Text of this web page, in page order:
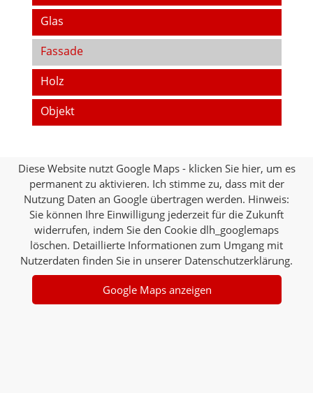
Glas
Fassade
Holz
Objekt
Diese Website nutzt Google Maps - klicken Sie hier, um es
permanent zu aktivieren. Ich stimme zu, dass mit der
Nutzung Daten an Google übertragen werden. Hinweis:
Sie können Ihre Einwilligung jederzeit für die Zukunft
widerrufen, indem Sie den Cookie dlh_googlemaps
löschen. Detaillierte Informationen zum Umgang mit
Nutzerdaten finden Sie in unserer Datenschutzerklärung.
Google Maps anzeigen